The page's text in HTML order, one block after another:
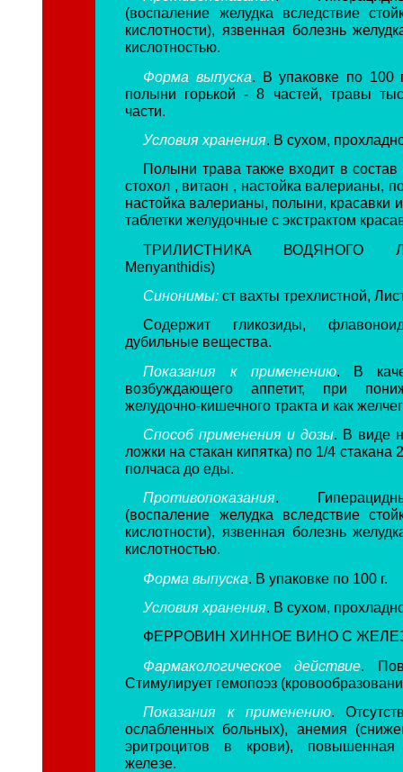
(воспаление желудка вследствие
кислотности), язвенная болезнь
кислотностью.
Форма выпуска. В упаковке по 100
полыни горькой - 8 частей, травы
части.
Условия хранения. В сухом,
Полыни трава также входит в
стохол , витаон , настойка валерианы,
настойка валерианы, полыни, красавки
таблетки желудочные с экстрактом
ТРИЛИСТНИКА ВОДЯНОГО
Menyanthidis)
Синонимы: ст вахты трехлистной,
Содержит гликозиды,
дубильные вещества.
Показания к применению. В
возбуждающего аппетит, при
желудочно-кишечного тракта и как
Способ применения и дозы. В виде
ложки на стакан кипятка) по 1/4 стакана
полчаса до еды.
Противопоказания.
(воспаление желудка вследствие
кислотности), язвенная болезнь
кислотностью.
Форма выпуска. В упаковке по 100 г.
Условия хранения. В сухом,
ФЕРРОВИН ХИННОЕ ВИНО С
Фармакологическое действие.
Стимулирует гемопоэз
Показания к применению.
ослабленных больных), анемия
эритроцитов в крови), повышенная
железе.